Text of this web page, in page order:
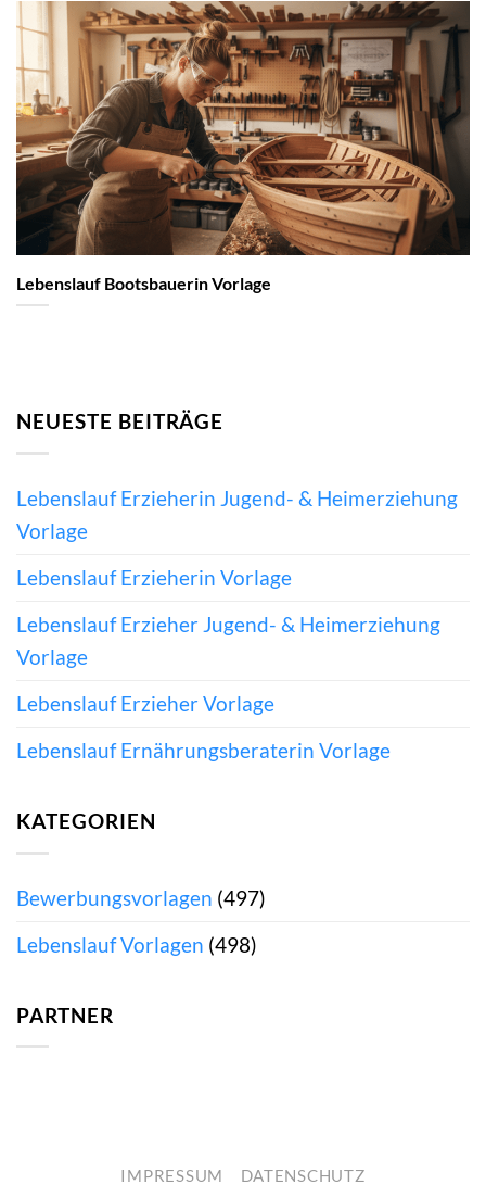
Lebenslauf Bootsbauerin Vorlage
NEUESTE BEITRÄGE
Lebenslauf Erzieherin Jugend- & Heimerziehung
Vorlage
Lebenslauf Erzieherin Vorlage
Lebenslauf Erzieher Jugend- & Heimerziehung
Vorlage
Lebenslauf Erzieher Vorlage
Lebenslauf Ernährungsberaterin Vorlage
KATEGORIEN
Bewerbungsvorlagen (497)
Lebenslauf Vorlagen (498)
PARTNER
IMPRESSUM DATENSCHUTZ